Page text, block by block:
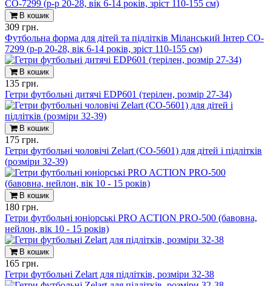
В кошик
309 грн.
Футбольна форма для дітей та підлітків Міланський Інтер CO-
7299 (р-р 20-28, вік 6-14 років, зріст 110-155 см)
В кошик
135 грн.
Гетри футбольні дитячі EDP601 (терілен, розмір 27-34)
В кошик
175 грн.
Гетри футбольні чоловічі Zelart (CO-5601) для дітей і підлітків
(розміри 32-39)
В кошик
180 грн.
Гетри футбольні юніорські PRO ACTION PRO-500 (бавовна,
нейлон, вік 10 - 15 років)
В кошик
165 грн.
Гетри футбольні Zelart для підлітків, розміри 32-38